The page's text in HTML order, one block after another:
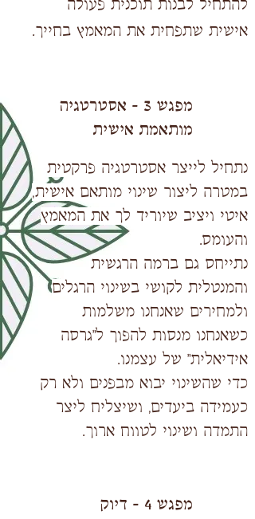
להתחיל לבנות תוכנית פעולה
אישית שתפחית את המאמץ בחייך.
מפגש 3 - אסטרטגיה
מותאמת אישית
נתחיל לייצר אסטרטגיה פרקטית
במטרה ליצור שינוי מותאם אישית,
איטי ויציב שיוריד לך את המאמץ
והעומס.
נתייחס גם ברמה הרגשית
והמנטלית לקושי בשינוי הרגלים
ולמחירים שאנחנו משלמות
כשאנחנו מנסות להפוך ל"גרסה
אידיאלית" של עצמנו.
כדי שהשינוי יבוא מבפנים ולא רק
כעמידה ביעדים, ושיצליח ליצר
התמדה ושינוי לטווח ארוך.
מפגש 4 - דיוק